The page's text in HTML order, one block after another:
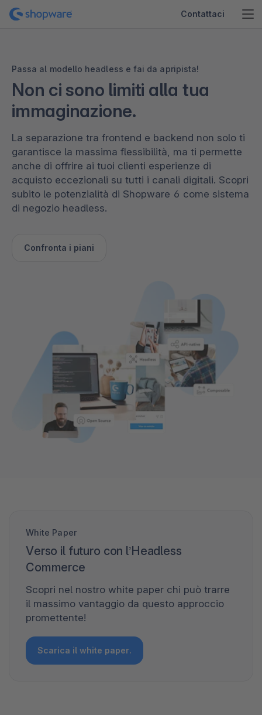
Contattaci
Passa al modello headless e fai da apripista!
Non ci sono limiti alla tua
immaginazione.
La separazione tra frontend e backend non solo ti
garantisce la massima flessibilità, ma ti permette
anche di offrire ai tuoi clienti esperienze di
acquisto eccezionali su tutti i canali digitali. Scopri
subito le potenzialità di Shopware 6 come sistema
di negozio headless.
Confronta i piani
White Paper
Verso il futuro con l’Headless
Commerce
Scopri nel nostro white paper chi può trarre
il massimo vantaggio da questo approccio
promettente!
Scarica il white paper.